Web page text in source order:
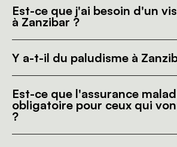
Est-ce que j'ai besoin d'un
à Zanzibar ?
Y a-t-il du paludisme à
Est-ce que l'assurance
obligatoire pour ceux qui
?